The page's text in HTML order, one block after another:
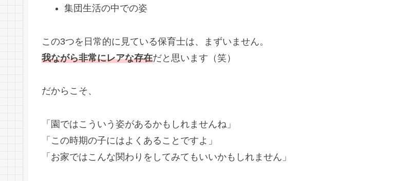
集団生活の中での姿
この3つを日常的に見ている保育士は、まずいません。
我ながら非常にレアな存在だと思います（笑）
だからこそ、
「園ではこういう姿があるかもしれませんね」
「この時期の子にはよくあることですよ」
「お家ではこんな関わりをしてみてもいいかもしれません」